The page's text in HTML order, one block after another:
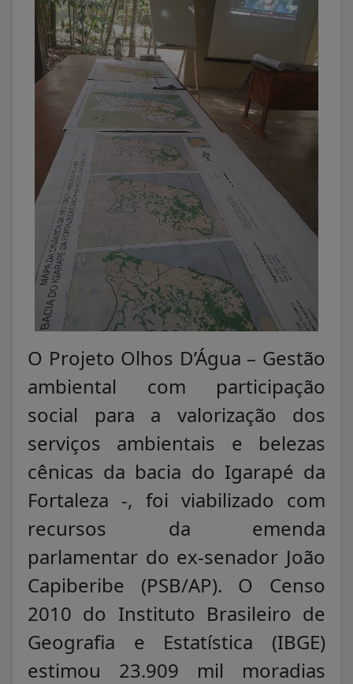
O Projeto Olhos D’Água – Gestão
ambiental com participação
social para a valorização dos
serviços ambientais e belezas
cênicas da bacia do Igarapé da
Fortaleza -, foi viabilizado com
recursos da emenda
parlamentar do ex-senador João
Capiberibe (PSB/AP). O Censo
2010 do Instituto Brasileiro de
Geografia e Estatística (IBGE)
estimou 23.909 mil moradias